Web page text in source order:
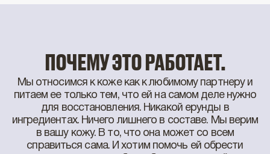
ПОЧЕМУ ЭТО РАБОТАЕТ.
Мы относимся к коже как к любимому партнеру и
питаем ее только тем, что ей на самом деле нужно
для восстановления. Никакой ерунды в
ингредиентах. Ничего лишнего в составе. Мы верим
в вашу кожу. В то, что она может со всем
справиться сама. И хотим помочь ей обрести